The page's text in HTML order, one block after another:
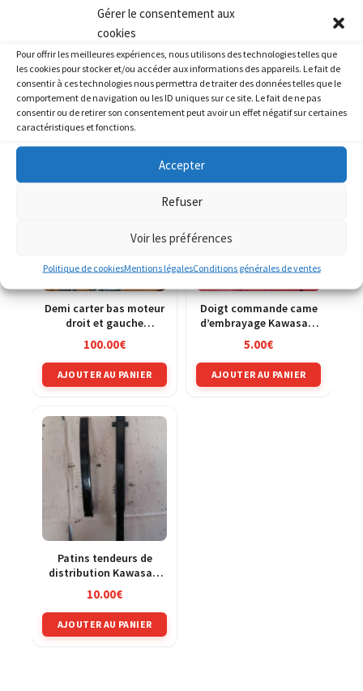
Gérer le consentement aux
cookies
Pour offrir les meilleures expériences, nous utilisons des technologies telles que
les cookies pour stocker et/ou accéder aux informations des appareils. Le fait de
consentir à ces technologies nous permettra de traiter des données telles que le
comportement de navigation ou les ID uniques sur ce site. Le fait de ne pas
consentir ou de retirer son consentement peut avoir un effet négatif sur certaines
caractéristiques et fonctions.
Accepter
Refuser
Voir les préférences
Politique de cookiesMentions légalesConditions générales de ventes
KAWASAKI, KAWASAKI 1000 Tomcat ZX10
PRODUITS SIMILAIRES
Demi carter bas moteur
droit et gauche
Kawasaki 125 KMX 86-02
100.00€
AJOUTER AU PANIER
Doigt commande came
d’embrayage Kawasaki
250 KXF 04-05
5.00€
AJOUTER AU PANIER
Patins tendeurs de
distribution Kawasaki
500 GPZ ex500d 94-03
10.00€
AJOUTER AU PANIER